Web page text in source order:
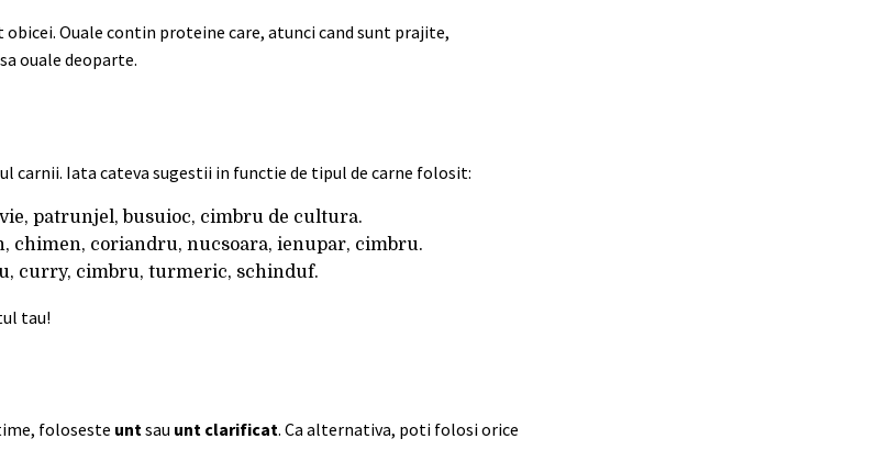
Ouale contin proteine care, atunci cand sunt prajite,
ouale deoparte.
carnii. Iata cateva sugestii in functie de tipul de carne folosit:
patrunjel, busuioc, cimbru de cultura.
chimen, coriandru, nucsoara, ienupar, cimbru.
curry, cimbru, turmeric, schinduf.
tau!
foloseste untsau unt clarificat. Ca alternativa, poti folosi orice